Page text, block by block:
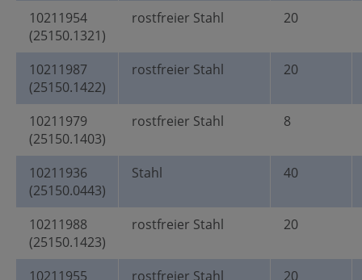
10211954
(25150.1321)
rostfreier Stahl 20
10211987
(25150.1422)
rostfreier Stahl 20
10211979
(25150.1403)
rostfreier Stahl 8
10211936
(25150.0443)
Stahl 40
10211988
(25150.1423)
rostfreier Stahl 20
10211955 rostfreier Stahl 20